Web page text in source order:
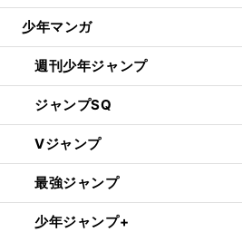
少年マンガ
週刊少年ジャンプ
ジャンプSQ
Vジャンプ
最強ジャンプ
少年ジャンプ+